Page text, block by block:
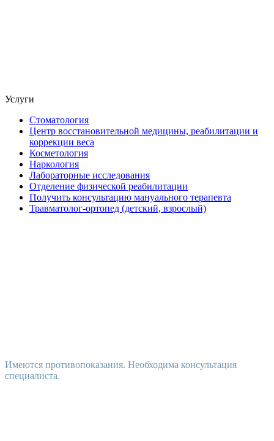
Услуги
Стоматология
Центр восстановительной медицины, реабилитации и
коррекции веса
Косметология
Наркология
Лабораторные исследования
Отделение физической реабилитации
Получить консультацию мануального терапевта
Травматолог-ортопед (детский, взрослый)
Имеются противопоказания. Необходима консультация
специалиста.